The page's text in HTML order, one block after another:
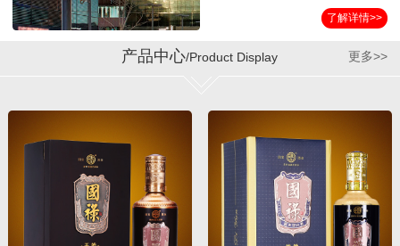
营销企业。公司始终坚持
以消费者诉求为导向，客
户满意为服务标准，秉承
的支持和公司员工的努力
公司自成立以来与贵州第
三大酱酒生产企业——贵
州省仁怀市茅台镇国宝酒
厂结为战略合作伙伴，经
过双方的共同努力，成功
了解详情>>
产品中心/Product Display 更多>>